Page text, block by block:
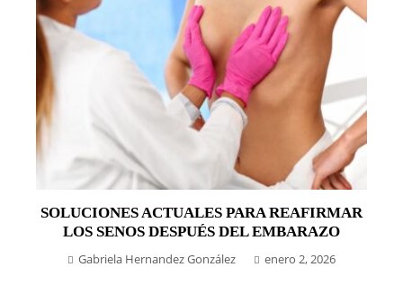
SOLUCIONES ACTUALES PARA REAFIRMAR
LOS SENOS DESPUÉS DEL EMBARAZO
Gabriela Hernandez González enero 2, 2026